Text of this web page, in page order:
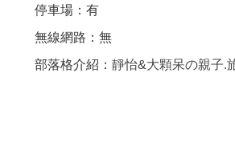
停車場：有
無線網路：無
部落格介紹： 靜怡&大顆呆の親子.